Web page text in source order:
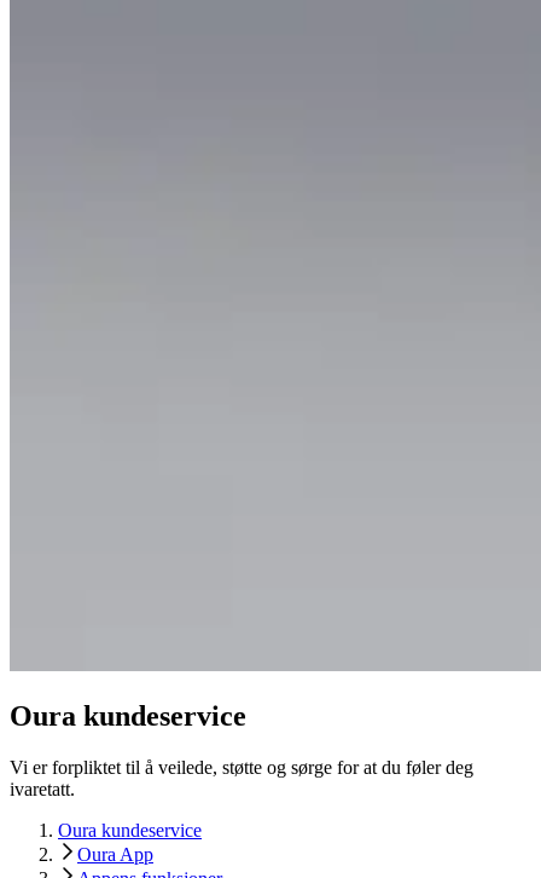
Oura kundeservice
Vi er forpliktet til å veilede, støtte og sørge for at du føler deg
ivaretatt.
Oura kundeservice
Oura App